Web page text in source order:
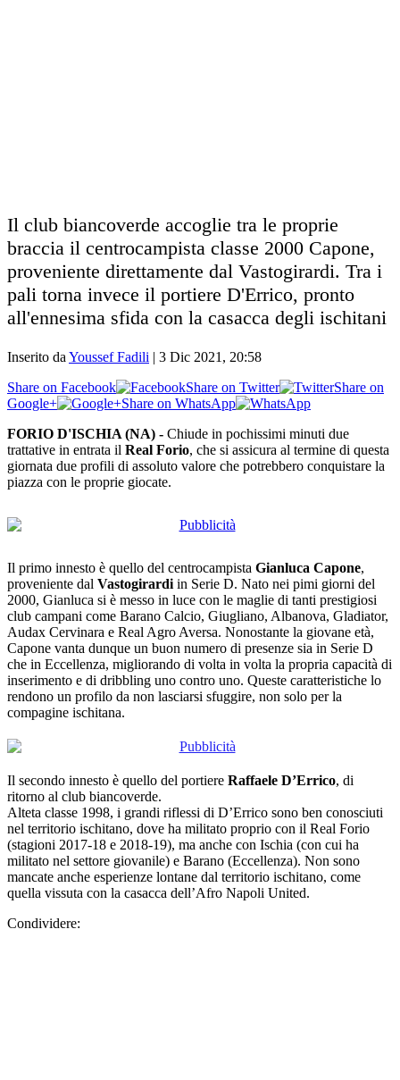
Il club biancoverde accoglie tra le proprie
braccia il centrocampista classe 2000 Capone,
proveniente direttamente dal Vastogirardi. Tra i
pali torna invece il portiere D'Errico, pronto
all'ennesima sfida con la casacca degli ischitani
Inserito da Youssef Fadili | 3 Dic 2021, 20:58
Share on Facebook
Share on Twitter
Share on
Google+
Share on WhatsApp
FORIO D'ISCHIA (NA) - Chiude in pochissimi minuti due
trattative in entrata il Real Forio, che si assicura al termine di questa
giornata due profili di assoluto valore che potrebbero conquistare la
piazza con le proprie giocate.
Il primo innesto è quello del centrocampista Gianluca Capone,
proveniente dal Vastogirardi in Serie D. Nato nei pimi giorni del
2000, Gianluca si è messo in luce con le maglie di tanti prestigiosi
club campani come Barano Calcio, Giugliano, Albanova, Gladiator,
Audax Cervinara e Real Agro Aversa. Nonostante la giovane età,
Capone vanta dunque un buon numero di presenze sia in Serie D
che in Eccellenza, migliorando di volta in volta la propria capacità di
inserimento e di dribbling uno contro uno. Queste caratteristiche lo
rendono un profilo da non lasciarsi sfuggire, non solo per la
compagine ischitana.
Il secondo innesto è quello del portiere Raffaele D’Errico, di
ritorno al club biancoverde.
Alteta classe 1998, i grandi riflessi di D’Errico sono ben conosciuti
nel territorio ischitano, dove ha militato proprio con il Real Forio
(stagioni 2017-18 e 2018-19), ma anche con Ischia (con cui ha
militato nel settore giovanile) e Barano (Eccellenza). Non sono
mancate anche esperienze lontane dal territorio ischitano, come
quella vissuta con la casacca dell’Afro Napoli United.
Condividere: